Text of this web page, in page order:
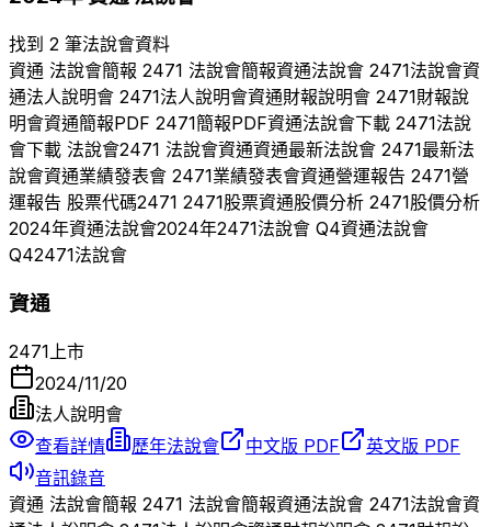
找到 2 筆法說會資料
資通 法說會簡報 2471 法說會簡報資通法說會 2471法說會資
通法人說明會 2471法人說明會資通財報說明會 2471財報說
明會資通簡報PDF 2471簡報PDF資通法說會下載 2471法說
會下載 法說會2471 法說會資通資通最新法說會 2471最新法
說會資通業績發表會 2471業績發表會資通營運報告 2471營
運報告 股票代碼2471 2471股票資通股價分析 2471股價分析
2024年資通法說會2024年2471法說會 Q4資通法說會
Q42471法說會
資通
2471 上市
2024/11/20
法人說明會
查看詳情
歷年法說會 中文版 PDF
英文版 PDF
音訊錄音
資通 法說會簡報 2471 法說會簡報資通法說會 2471法說會資